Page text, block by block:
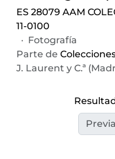
ES 28079 AAM
11-0100
· Fotografía
Parte de
J. Laurent y C.ª
Previa